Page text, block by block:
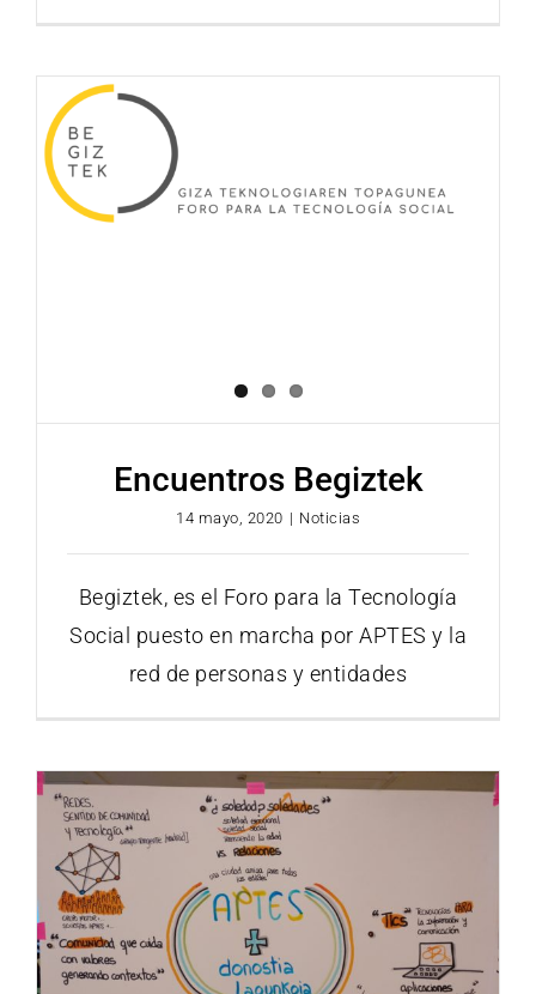
Encuentros Begiztek
14 mayo, 2020 | Noticias
Begiztek, es el Foro para la Tecnología
Social puesto en marcha por APTES y la
red de personas y entidades